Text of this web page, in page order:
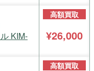
KIM-
高額買取
¥26,000
高額買取